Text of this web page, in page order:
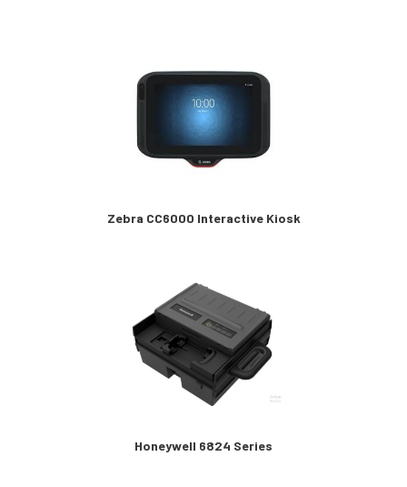
Zebra CC6000 Interactive Kiosk
Honeywell 6824 Series